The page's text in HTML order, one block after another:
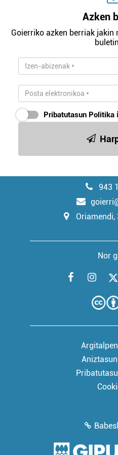
Azken
Goierriko azken berriak
Pribatutasun Politika
943
Oriamendi,
Nor